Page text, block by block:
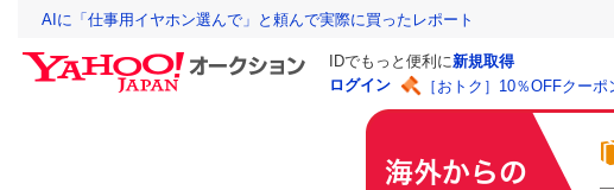
AIに「仕事用イヤホン選んで」と頼んで実際に買ったレポート
IDでもっと便利に新規取得
ログイン
［おトク］10％OFFクー